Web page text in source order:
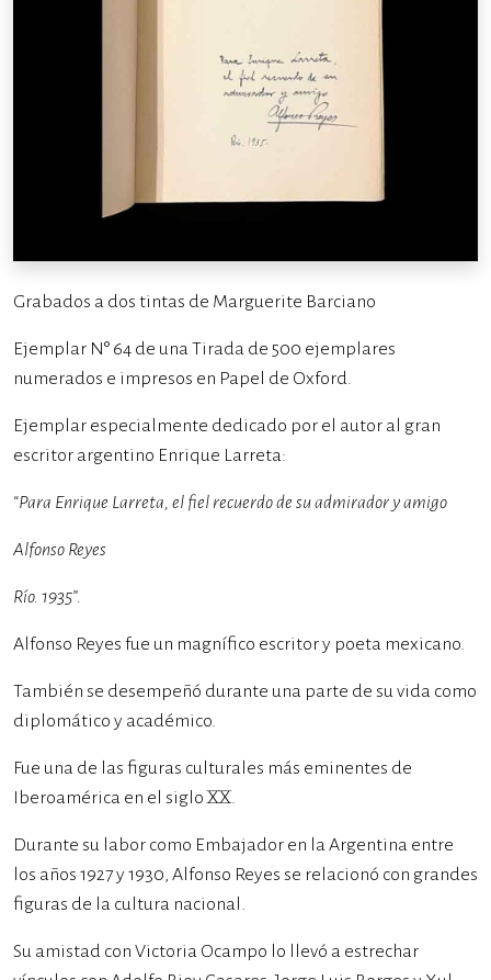
Grabados a dos tintas de Marguerite Barciano
Ejemplar N° 64 de una Tirada de 500 ejemplares
numerados e impresos en Papel de Oxford.
Ejemplar especialmente dedicado por el autor al gran
escritor argentino Enrique Larreta:
“Para Enrique Larreta, el fiel recuerdo de su admirador y amigo
Alfonso Reyes
Río. 1935”.
Alfonso Reyes fue un magnífico escritor y poeta mexicano.
También se desempeñó durante una parte de su vida como
diplomático y académico.
Fue una de las figuras culturales más eminentes de
Iberoamérica en el siglo XX.
Durante su labor como Embajador en la Argentina entre
los años 1927 y 1930, Alfonso Reyes se relacionó con grandes
figuras de la cultura nacional.
Su amistad con Victoria Ocampo lo llevó a estrechar